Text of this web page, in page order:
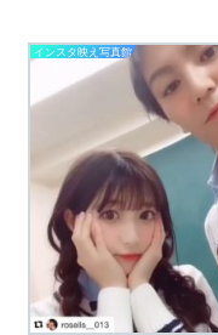
インスタ映え写真館